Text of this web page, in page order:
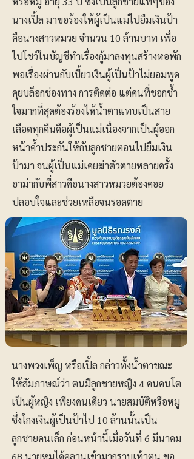
นางเปิ้ล มาขอร้องให้ผู้เป็นแม่ไปยืมเงินป้า
คือนางสาวหมวย จำนวน 10 ล้านบาท เพื่อ
ไปโชว์ในบัญชีทำเรื่องกู้มาลงทุนสร้างหอพัก
พอเรื่องผ่านกับเบี้ยวเงินผู้เป็นป้าไม่ยอมพูด
คุยบล็อกช่องทาง การติดต่อ แต่คนที่ชอกช้ำ
ใจมากที่สุดต้องร้องไห้น้ำตาแทบเป็นสาย
เลือดทุกคืนคือผู้เป็นแม่เนื่องจากเป็นผู้ออก
หน้าค้ำประกันให้กับลูกชายตอนไปยืมเงิน
ป้ามา จนผู้เป็นแม่เคยฆ่าตัวตายหลายครั้ง
อาม่ากับพี่สาวคือนางสาวหมวยต้องคอย
ปลอบใจและช่วยเหลือจนรอดตาย
นางพวงเพ็ญ หรือเปิ้ล กล่าวทั้งน้ำตาขณะ
ให้สัมภาษณ์ว่า ตนมีลูกชายหญิง 4 คนคนโต
เป็นผู้หญิง เพียงคนเดียว นายสมบัติหรือหมู
ซึ่งโกงเงินผู้เป็นป้าไป 10 ล้านนั้นเป็น
ลูกชายคนเล็ก ก่อนหน้านี้เมื่อวันที่ 6 มีนาคม
68 นายหมูได้คลานเข้ามากราบเท้าตน ขอ